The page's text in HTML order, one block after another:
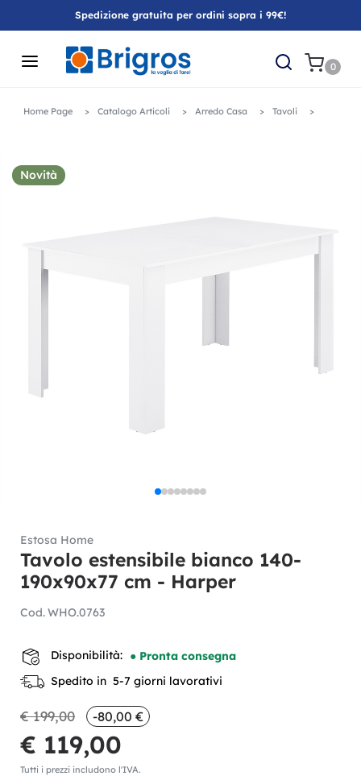
Spedizione gratuita per ordini sopra i 99€!
0
Home Page Catalogo Articoli Arredo Casa Tavoli
Novità
Estosa Home
Tavolo estensibile bianco 140-
190x90x77 cm - Harper
Cod.WHO.0763
Disponibilità: ● Pronta consegna
Spedito in 5-7 giorni lavorativi
€ 199,00 -80,00 €
€ 119,00
Tutti i prezzi includono l'IVA.